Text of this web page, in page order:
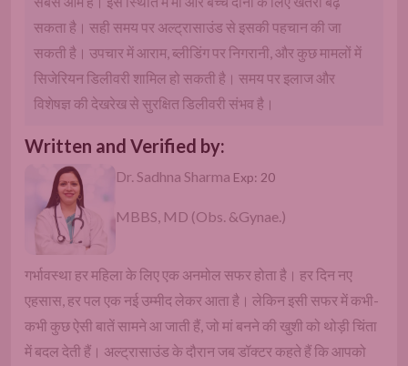
सकता है। सही समय पर अल्ट्रासाउंड से इसकी पहचान की जा
सकती है। उपचार में आराम, ब्लीडिंग पर निगरानी, और कुछ मामलों में
सिजेरियन डिलीवरी शामिल हो सकती है। समय पर इलाज और
विशेषज्ञ की देखरेख से सुरक्षित डिलीवरी संभव है।
Written and Verified by:
Dr. Sadhna Sharma Exp: 20
MBBS, MD (Obs. &Gynae.)
गर्भावस्था हर महिला के लिए एक अनमोल सफर होता है। हर दिन नए
एहसास, हर पल एक नई उम्मीद लेकर आता है। लेकिन इसी सफर में कभी-
कभी कुछ ऐसी बातें सामने आ जाती हैं, जो मां बनने की खुशी को थोड़ी चिंता
में बदल देती हैं। अल्ट्रासाउंड के दौरान जब डॉक्टर कहते हैं कि आपको